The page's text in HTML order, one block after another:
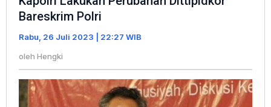
Lakukan
Perubahan
Dittipidkor
Bareskrim Polri
Rabu, 26 Juli 2023 | 22:27 WIB
oleh Hengki